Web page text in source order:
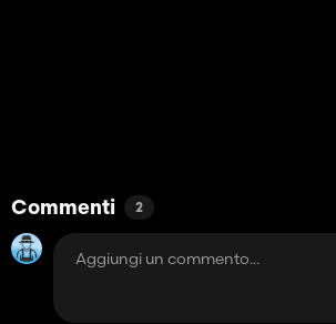
Commenti 2